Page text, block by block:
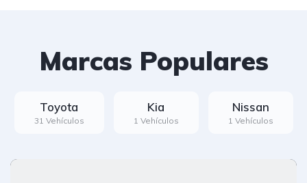
Marcas Populares
Toyota
31 Vehículos
Kia
1 Vehículos
Nissan
1 Vehículos